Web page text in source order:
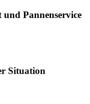
und Pannenservice
Situation